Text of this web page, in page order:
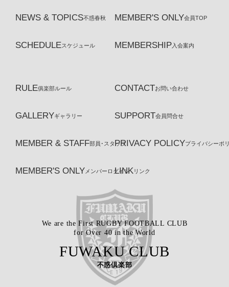
NEWS & TOPICS不惑春秋
SCHEDULEスケジュール
MEMBER'S ONLY会員TOP
MEMBERSHIP 入会案内
RULE俱楽部ルール
GALLERYギャラリー
MEMBER & STAFF部員･スタッフ
MEMBER'S ONLY メンバーログイン
CONTACTお問い合わせ
SUPPORT会員問合せ
PRIVACY POLICYプライバシーポ
LINK リンク
We are the First RUGBY FOOTBALL CLUB
for Over 40 in the World
FUWAKU CLUB
不惑倶楽部